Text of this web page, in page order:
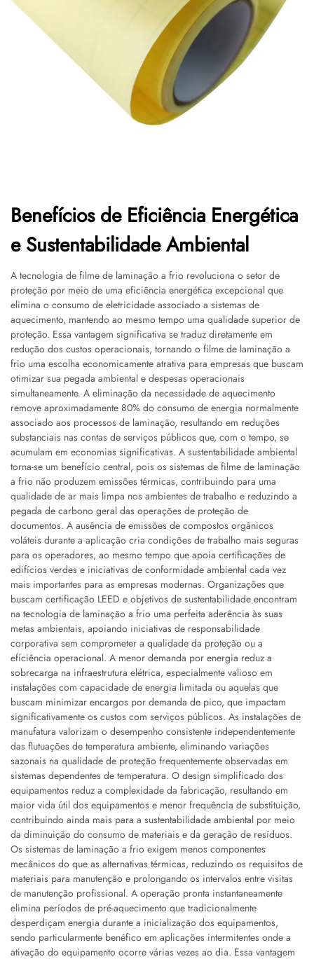
Benefícios de Eficiência Energética
e Sustentabilidade Ambiental
A tecnologia de filme de laminação a frio revoluciona o setor de
proteção por meio de uma eficiência energética excepcional que
elimina o consumo de eletricidade associado a sistemas de
aquecimento, mantendo ao mesmo tempo uma qualidade superior de
proteção. Essa vantagem significativa se traduz diretamente em
redução dos custos operacionais, tornando o filme de laminação a
frio uma escolha economicamente atrativa para empresas que buscam
otimizar sua pegada ambiental e despesas operacionais
simultaneamente. A eliminação da necessidade de aquecimento
remove aproximadamente 80% do consumo de energia normalmente
associado aos processos de laminação, resultando em reduções
substanciais nas contas de serviços públicos que, com o tempo, se
acumulam em economias significativas. A sustentabilidade ambiental
torna-se um benefício central, pois os sistemas de filme de laminação
a frio não produzem emissões térmicas, contribuindo para uma
qualidade de ar mais limpa nos ambientes de trabalho e reduzindo a
pegada de carbono geral das operações de proteção de
documentos. A ausência de emissões de compostos orgânicos
voláteis durante a aplicação cria condições de trabalho mais seguras
para os operadores, ao mesmo tempo que apoia certificações de
edifícios verdes e iniciativas de conformidade ambiental cada vez
mais importantes para as empresas modernas. Organizações que
buscam certificação LEED e objetivos de sustentabilidade encontram
na tecnologia de laminação a frio uma perfeita aderência às suas
metas ambientais, apoiando iniciativas de responsabilidade
corporativa sem comprometer a qualidade da proteção ou a
eficiência operacional. A menor demanda por energia reduz a
sobrecarga na infraestrutura elétrica, especialmente valioso em
instalações com capacidade de energia limitada ou aquelas que
buscam minimizar encargos por demanda de pico, que impactam
significativamente os custos com serviços públicos. As instalações de
manufatura valorizam o desempenho consistente independentemente
das flutuações de temperatura ambiente, eliminando variações
sazonais na qualidade de proteção frequentemente observadas em
sistemas dependentes de temperatura. O design simplificado dos
equipamentos reduz a complexidade da fabricação, resultando em
maior vida útil dos equipamentos e menor frequência de substituição,
contribuindo ainda mais para a sustentabilidade ambiental por meio
da diminuição do consumo de materiais e da geração de resíduos.
Os sistemas de laminação a frio exigem menos componentes
mecânicos do que as alternativas térmicas, reduzindo os requisitos de
materiais para manutenção e prolongando os intervalos entre visitas
de manutenção profissional. A operação pronta instantaneamente
elimina períodos de pré-aquecimento que tradicionalmente
desperdiçam energia durante a inicialização dos equipamentos,
sendo particularmente benéfico em aplicações intermitentes onde a
ativação do equipamento ocorre várias vezes ao dia. Essa vantagem